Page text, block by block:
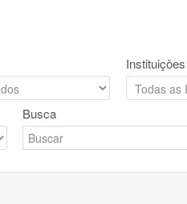
Instituições
Busca